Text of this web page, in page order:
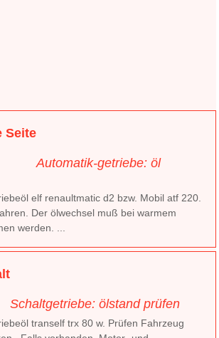
Seite
Automatik-getriebe: öl
elf renaultmatic d2 bzw. Mobil atf 220.
Der ölwechsel muß bei warmem
werden. ...
Schaltgetriebe: ölstand prüfen
tranself trx 80 w. Prüfen Fahrzeug